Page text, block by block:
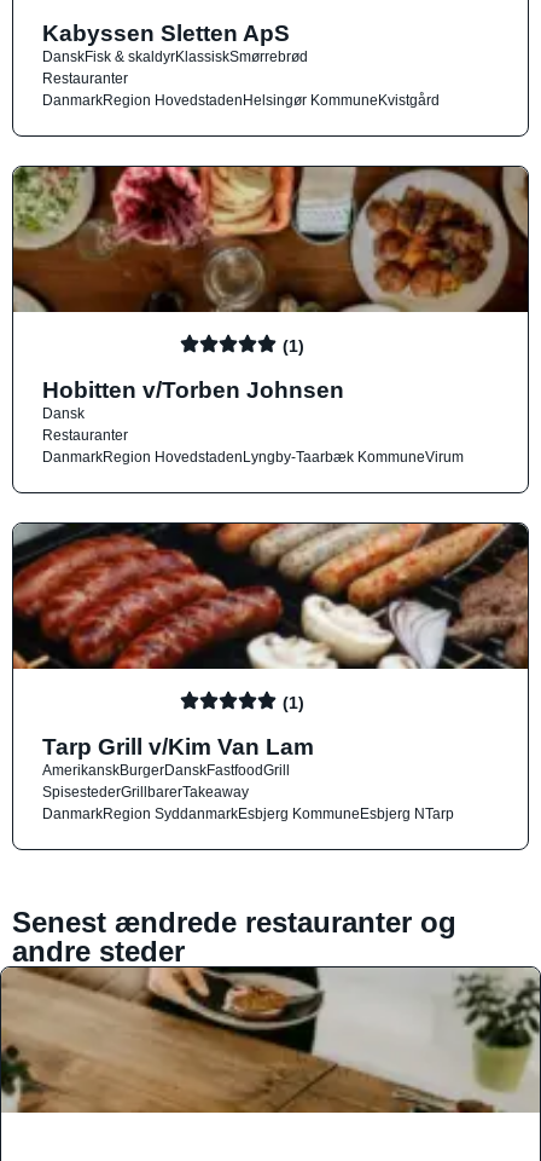
Kabyssen Sletten ApS
DanskFisk & skaldyrKlassiskSmørrebrød
Restauranter
DanmarkRegion HovedstadenHelsingør KommuneKvistgård
(1)
Hobitten v/Torben Johnsen
Dansk
Restauranter
DanmarkRegion HovedstadenLyngby-Taarbæk KommuneVirum
(1)
Tarp Grill v/Kim Van Lam
AmerikanskBurgerDanskFastfoodGrill
SpisestederGrillbarerTakeaway
DanmarkRegion SyddanmarkEsbjerg KommuneEsbjerg NTarp
Senest ændrede restauranter og
andre steder